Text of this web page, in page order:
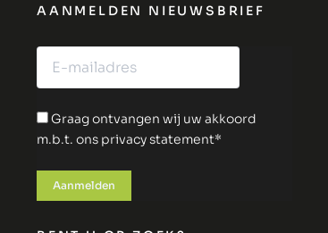
AANMELDEN NIEUWSBRIEF
Graag ontvangen wij uw akkoord
m.b.t. ons privacy statement*